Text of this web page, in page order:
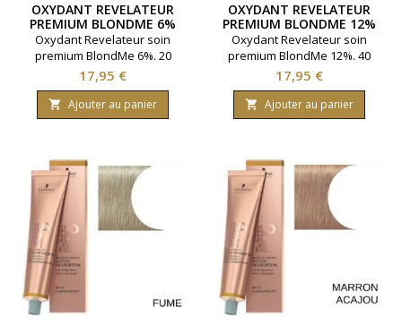
OXYDANT REVELATEUR
PREMIUM BLONDME 6%
Oxydant Revelateur soin
premium BlondMe 6%. 20
volumes. Marque
: Schwarzkopf. Contenance
: 1000ml.
Prix
17,95 €
 Ajouter au panier
OXYDANT REVELATEUR
PREMIUM BLONDME 12%
Oxydant Revelateur soin
premium BlondMe 12%. 40
volumes. Marque
: Schwarzkopf. Contenance
: 1000ml.
Prix
17,95 €
 Ajouter au panier